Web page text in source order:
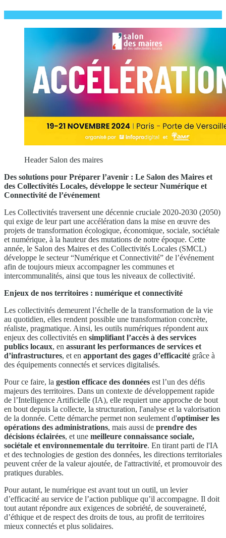
Header Salon des maires
Des solutions pour Préparer l’avenir : Le Salon des Maires et
des Collectivités Locales, développe le secteur Numérique et
Connectivité de l’événement
Les Collectivités traversent une décennie cruciale 2020-2030 (2050)
qui exige de leur part une accélération dans la mise en œuvre des
projets de transformation écologique, économique, sociale, sociétale
et numérique, à la hauteur des mutations de notre époque. Cette
année, le Salon des Maires et des Collectivités Locales (SMCL)
développe le secteur “Numérique et Connectivité” de l’événement
afin de toujours mieux accompagner les communes et
intercommunalités, ainsi que tous les niveaux de collectivité.
Enjeux de nos territoires : numérique et connectivité
Les collectivités demeurent l’échelle de la transformation de la vie
au quotidien, elles rendent possible une transformation concrète,
réaliste, pragmatique. Ainsi, les outils numériques répondent aux
enjeux des collectivités en simplifiant l’accès à des services
publics locaux, en assurant les performances de services et
d’infrastructures, et en apportant des gages d’efficacité grâce à
des équipements connectés et services digitalisés.
Pour ce faire, la gestion efficace des données est l’un des défis
majeurs des territoires. Dans un contexte de développement rapide
de l’Intelligence Artificielle (IA), elle requiert une approche de bout
en bout depuis la collecte, la structuration, l'analyse et la valorisation
de la donnée. Cette démarche permet non seulement d'optimiser les
opérations des administrations, mais aussi de prendre des
décisions éclairées, et une meilleure connaissance sociale,
sociétale et environnementale du territoire. En tirant parti de l'IA
et des technologies de gestion des données, les directions territoriales
peuvent créer de la valeur ajoutée, de l'attractivité, et promouvoir des
pratiques durables.
Pour autant, le numérique est avant tout un outil, un levier
d’efficacité au service de l’action publique qu’il accompagne. Il doit
tout autant répondre aux exigences de sobriété, de souveraineté,
d’éthique et de respect des droits de tous, au profit de territoires
mieux connectés et plus solidaires.